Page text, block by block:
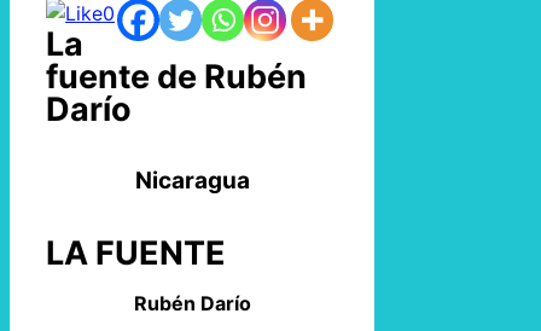
0
La
fuente de Rubén
Darío
Nicaragua
LA FUENTE
Rubén Darío